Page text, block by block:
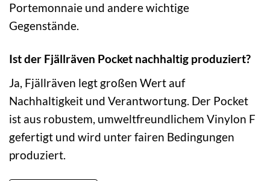
Portemonnaie und andere wichtige
Gegenstände.
Ist der Fjällräven Pocket nachhaltig produziert?
Ja, Fjällräven legt großen Wert auf
Nachhaltigkeit und Verantwortung. Der Pocket
ist aus robustem, umweltfreundlichem Vinylon F
gefertigt und wird unter fairen Bedingungen
produziert.